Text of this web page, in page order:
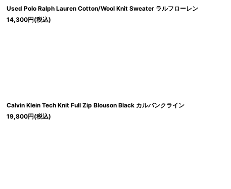
Used Polo Ralph Lauren Cotton/Wool Knit Sweater ラルフローレン
14,300円(税込)
Calvin Klein Tech Knit Full Zip Blouson Black カルバンクライン
19,800円(税込)